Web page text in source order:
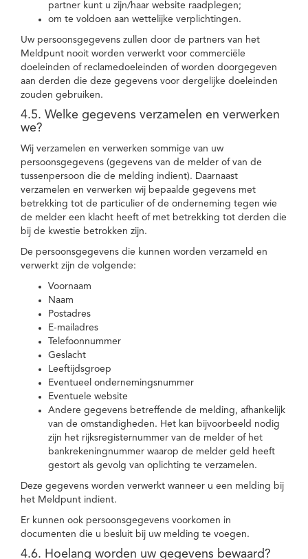
partner kunt u zijn/haar website raadplegen;
om te voldoen aan wettelijke verplichtingen.
Uw persoonsgegevens zullen door de partners van het
Meldpunt nooit worden verwerkt voor commerciële
doeleinden of reclamedoeleinden of worden doorgegeven
aan derden die deze gegevens voor dergelijke doeleinden
zouden gebruiken.
4.5. Welke gegevens verzamelen en verwerken
we?
Wij verzamelen en verwerken sommige van uw
persoonsgegevens (gegevens van de melder of van de
tussenpersoon die de melding indient). Daarnaast
verzamelen en verwerken wij bepaalde gegevens met
betrekking tot de particulier of de onderneming tegen wie
de melder een klacht heeft of met betrekking tot derden die
bij de kwestie betrokken zijn.
De persoonsgegevens die kunnen worden verzameld en
verwerkt zijn de volgende:
Voornaam
Naam
Postadres
E-mailadres
Telefoonnummer
Geslacht
Leeftijdsgroep
Eventueel ondernemingsnummer
Eventuele website
Andere gegevens betreffende de melding, afhankelijk
van de omstandigheden. Het kan bijvoorbeeld nodig
zijn het rijksregisternummer van de melder of het
bankrekeningnummer waarop de melder geld heeft
gestort als gevolg van oplichting te verzamelen.
Deze gegevens worden verwerkt wanneer u een melding bij
het Meldpunt indient.
Er kunnen ook persoonsgegevens voorkomen in
documenten die u besluit bij uw melding te voegen.
4.6. Hoelang worden uw gegevens bewaard?